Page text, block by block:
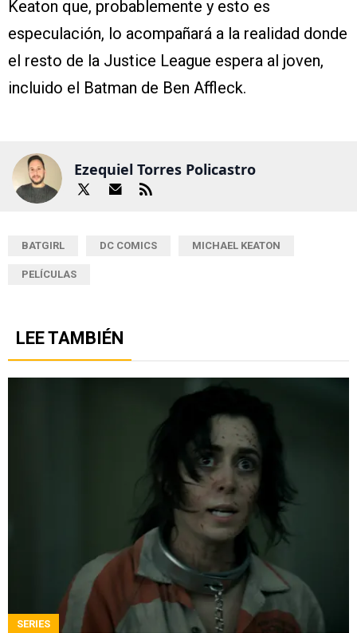
Keaton que, probablemente y esto es
especulación, lo acompañará a la realidad donde
el resto de la Justice League espera al joven,
incluido el Batman de Ben Affleck.
Ezequiel Torres Policastro
BATGIRL DC COMICS MICHAEL KEATON
PELÍCULAS
LEE TAMBIÉN
SERIES